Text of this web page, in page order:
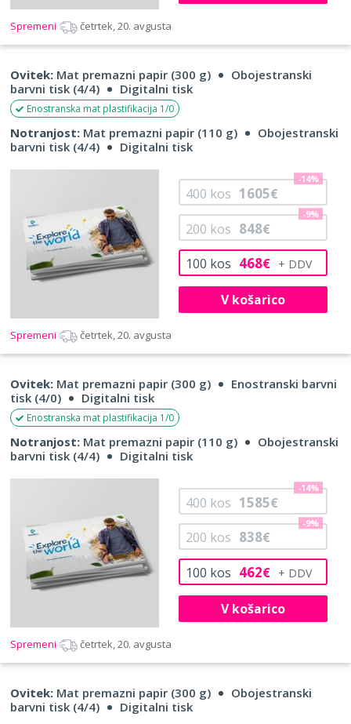
Spremeni četrtek, 20. avgusta
Ovitek: Mat premazni papir (300 g)
Obojestranski
barvni tisk (4/4)
Digitalni tisk
Enostranska mat plastifikacija 1/0
Notranjost: Mat premazni papir (110 g)
Obojestranski
barvni tisk (4/4)
Digitalni tisk
100 kos 468€
200 kos 848€
-9%
400 kos 1605€
-14%
V košarico
Spremeni četrtek, 20. avgusta
Ovitek: Mat premazni papir (300 g)
Enostranski barvni
tisk (4/0)
Digitalni tisk
Enostranska mat plastifikacija 1/0
Notranjost: Mat premazni papir (110 g)
Obojestranski
barvni tisk (4/4)
Digitalni tisk
100 kos 462€
200 kos 838€
-9%
400 kos 1585€
-14%
V košarico
Spremeni četrtek, 20. avgusta
Ovitek: Mat premazni papir (300 g)
Obojestranski
barvni tisk (4/4)
Digitalni tisk